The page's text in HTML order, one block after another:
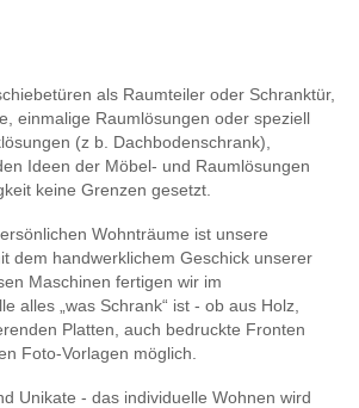
als Raumteiler oder Schranktür,
einmalige Raumlösungen oder speziell
(z b. Dachbodenschrank),
Ideen der Möbel- und Raumlösungen
keine Grenzen gesetzt.
Wohnträume ist unsere
dem handwerklichem Geschick unserer
Maschinen fertigen wir im
alles „was Schrank“ ist - ob aus Holz,
Platten, auch bedruckte Fronten
Foto-Vorlagen möglich.
Unikate - das individuelle Wohnen wird